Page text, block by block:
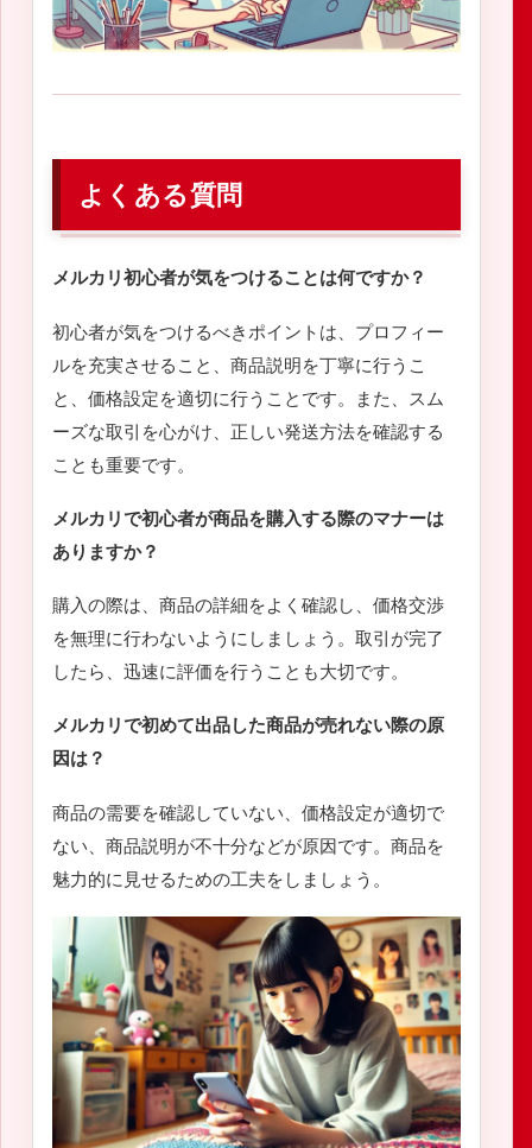
よくある質問
メルカリ初心者が気をつけることは何ですか？
初心者が気をつけるべきポイントは、プロフィー
ルを充実させること、商品説明を丁寧に行うこ
と、価格設定を適切に行うことです。また、スム
ーズな取引を心がけ、正しい発送方法を確認する
ことも重要です。
メルカリで初心者が商品を購入する際のマナーは
ありますか？
購入の際は、商品の詳細をよく確認し、価格交渉
を無理に行わないようにしましょう。取引が完了
したら、迅速に評価を行うことも大切です。
メルカリで初めて出品した商品が売れない際の原
因は？
商品の需要を確認していない、価格設定が適切で
ない、商品説明が不十分などが原因です。商品を
魅力的に見せるための工夫をしましょう。